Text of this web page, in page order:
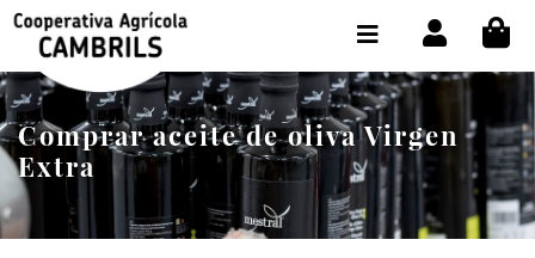
Comprar aceite de oliva Virgen
Extra
TIENDA COMPRA ONLINE
LA COOPERATIVA
OLEOTOUR
PRODUCTOS